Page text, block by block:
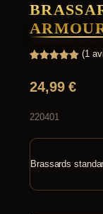
basé sur
notation
(1
24,99€
220401
Brassards